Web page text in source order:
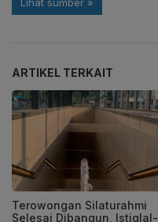
ARTIKEL TERKAIT
Terowongan Silaturahmi
Selesai Dibangun, Istiqlal-